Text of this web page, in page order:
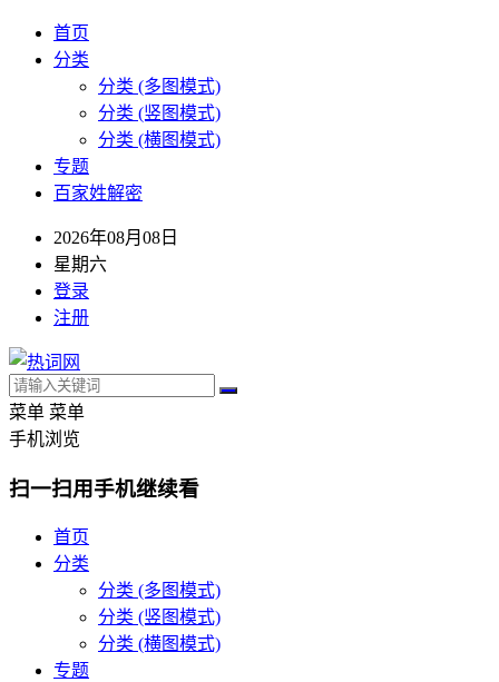
首页
分类
分类 (多图模式)
分类 (竖图模式)
分类 (横图模式)
专题
百家姓解密
2026年08月08日
星期六
登录
注册
菜单 菜单
手机浏览
扫一扫用手机继续看
首页
分类
分类 (多图模式)
分类 (竖图模式)
分类 (横图模式)
专题